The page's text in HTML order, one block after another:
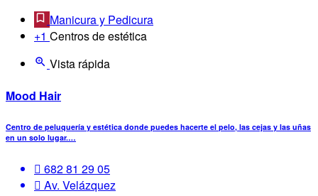
Manicura y Pedicura
+1 Centros de estética
Vista rápida
Mood Hair
Centro de peluquería y estética donde puedes hacerte el pelo, las cejas y las uñas
en un solo lugar.…
682 81 29 05
Av. Velázquez